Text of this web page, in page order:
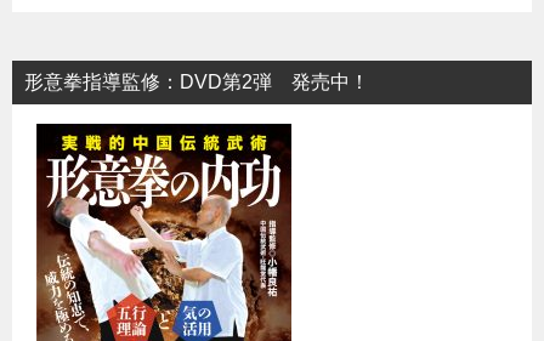
形意拳指導監修：DVD第2弾 発売中！